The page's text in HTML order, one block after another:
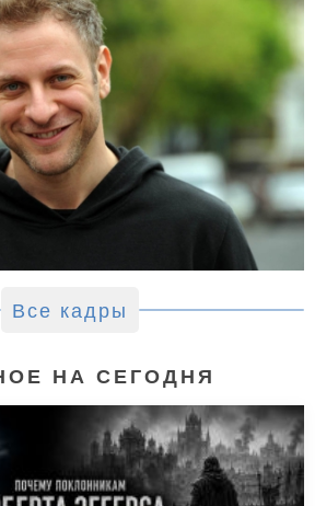
Все кадры
НА СЕГОДНЯ